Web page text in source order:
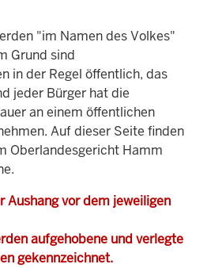
"im Namen des Volkes"
Grund sind
in der Regel öffentlich, das
jeder Bürger hat die
an einem öffentlichen
Auf dieser Seite finden
Oberlandesgericht Hamm
Aushang vor dem jeweiligen
aufgehobene und verlegte
gekennzeichnet.